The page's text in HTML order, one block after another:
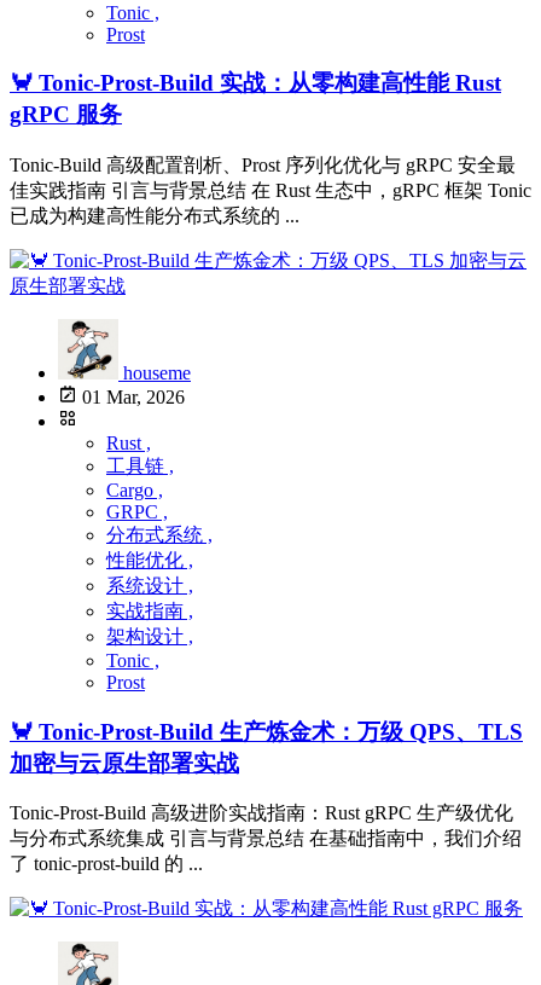
Tonic ,
Prost
🦀 Tonic-Prost-Build 实战：从零构建高性能 Rust
gRPC 服务
Tonic-Build 高级配置剖析、Prost 序列化优化与 gRPC 安全最
佳实践指南 引言与背景总结 在 Rust 生态中，gRPC 框架 Tonic
已成为构建高性能分布式系统的 ...
houseme
01 Mar, 2026
Rust ,
工具链 ,
Cargo ,
GRPC ,
分布式系统 ,
性能优化 ,
系统设计 ,
实战指南 ,
架构设计 ,
Tonic ,
Prost
🦀 Tonic-Prost-Build 生产炼金术：万级 QPS、TLS
加密与云原生部署实战
Tonic-Prost-Build 高级进阶实战指南：Rust gRPC 生产级优化
与分布式系统集成 引言与背景总结 在基础指南中，我们介绍
了 tonic-prost-build 的 ...